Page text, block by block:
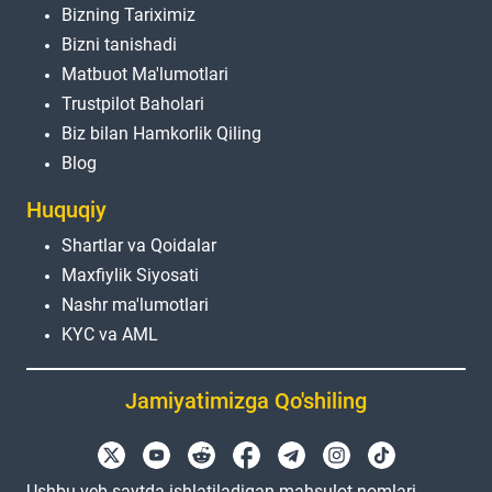
Bizning Tariximiz
Bizni tanishadi
Matbuot Ma'lumotlari
Trustpilot Baholari
Biz bilan Hamkorlik Qiling
Blog
Huquqiy
Shartlar va Qoidalar
Maxfiylik Siyosati
Nashr ma'lumotlari
KYC va AML
Jamiyatimizga Qo'shiling